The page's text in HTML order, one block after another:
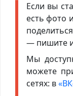
Если вы
есть фото
— пишите
Мы
можете
сетях: в